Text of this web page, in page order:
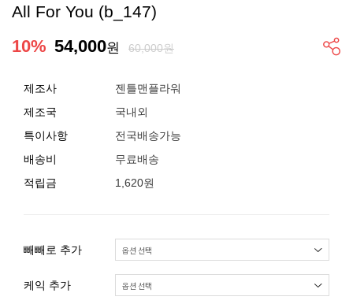
All For You (b_147)
10% 54,000원 60,000원
제조사
젠틀맨플라워
제조국
국내외
특이사항
전국배송가능
배송비
무료배송
적립금
1,620원
빼빼로 추가
케익 추가